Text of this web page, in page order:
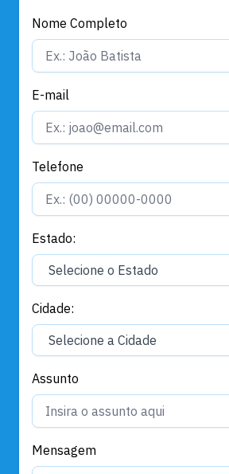
Nome Completo
E-mail
Telefone
Estado:
Cidade:
Assunto
Mensagem